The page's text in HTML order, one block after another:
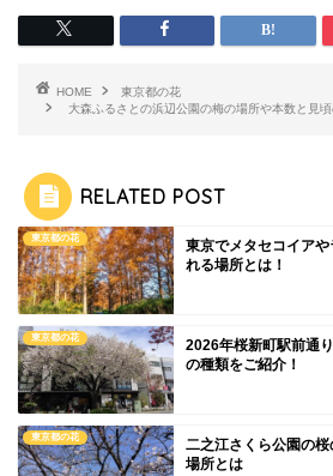
HOME
東京都の花
大森ふるさとの浜辺公園の梅の場所や本数と見頃
RELATED POST
東京都の花
東京でメタセコイア
れる場所とは！
東京都の花
2026年桜新町駅前通
の種類をご紹介！
東京都の花
二之江さくら公園の
場所とは